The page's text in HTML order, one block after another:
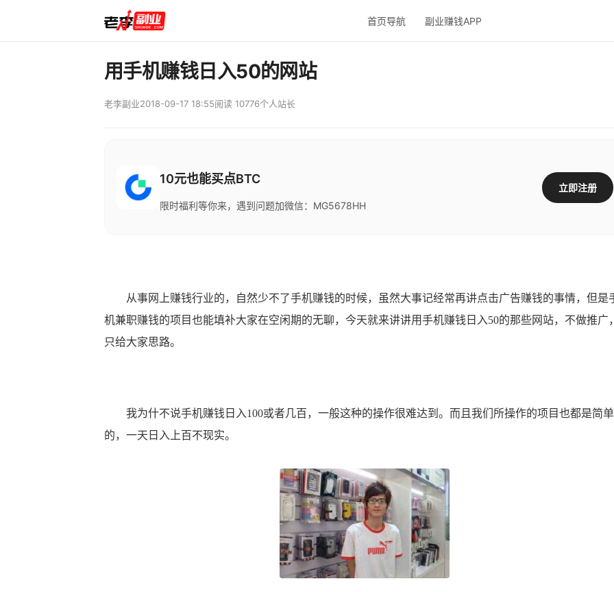
首页导航 副业赚钱APP
用手机赚钱日入50的网站
老李副业2018-09-17 18:55阅读 10776个人站长
10元也能买点BTC
限时福利等你来，遇到问题加微信：MG5678HH
立即注册
从事网上赚钱行业的，自然少不了手机赚钱的时候，虽然大事记经常再讲点击广告赚钱的事情，但是
机兼职赚钱的项目也能填补大家在空闲期的无聊，今天就来讲讲用手机赚钱日入50的那些网站，不做推广
只给大家思路。
我为什不说手机赚钱日入100或者几百，一般这种的操作很难达到。而且我们所操作的项目也都是简
的，一天日入上百不现实。